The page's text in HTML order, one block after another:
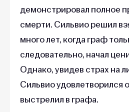
демонстрировал полное
смерти. Сильвио решил
много лет, когда граф
следовательно, начал
Однако, увидев страх на
Сильвио удовлетворился
выстрелил в графа.